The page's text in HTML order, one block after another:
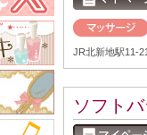
JR北新地駅11-
ソフト